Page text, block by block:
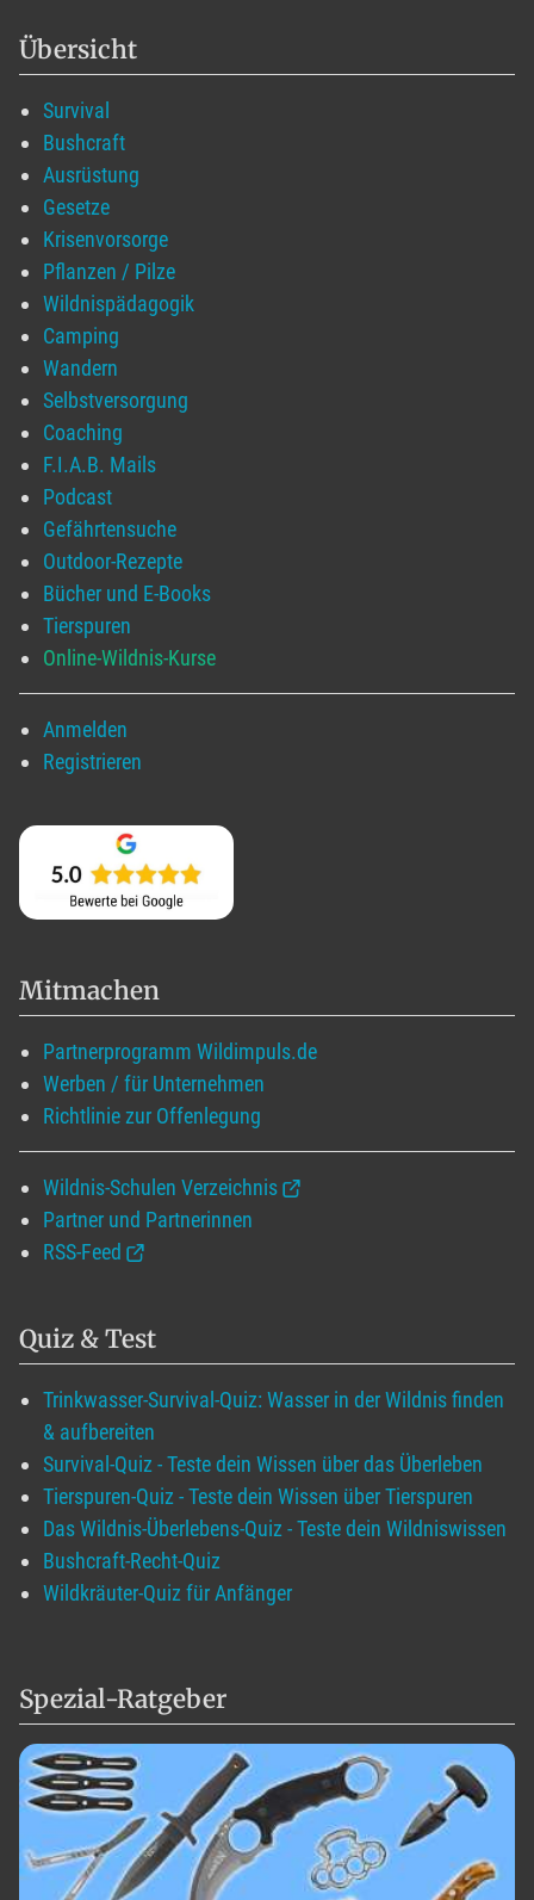
Übersicht
Survival
Bushcraft
Ausrüstung
Gesetze
Krisenvorsorge
Pflanzen / Pilze
Wildnispädagogik
Camping
Wandern
Selbstversorgung
Coaching
F.I.A.B. Mails
Podcast
Gefährtensuche
Outdoor-Rezepte
Bücher und E-Books
Tierspuren
Online-Wildnis-Kurse
Anmelden
Registrieren
Mitmachen
Partnerprogramm Wildimpuls.de
Werben / für Unternehmen
Richtlinie zur Offenlegung
Wildnis-Schulen Verzeichnis
Partner und Partnerinnen
RSS-Feed
Quiz & Test
Trinkwasser-Survival-Quiz: Wasser in der Wildnis finden
& aufbereiten
Survival-Quiz - Teste dein Wissen über das Überleben
Tierspuren-Quiz - Teste dein Wissen über Tierspuren
Das Wildnis-Überlebens-Quiz - Teste dein Wildniswissen
Bushcraft-Recht-Quiz
Wildkräuter-Quiz für Anfänger
Spezial-Ratgeber